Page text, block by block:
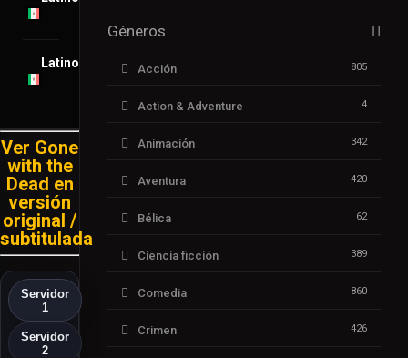
Latino
Ver Gone
with the
Dead en
versión
original /
subtitulada
Servidor
1
Servidor
2
Géneros
Acción 805
Action & Adventure 4
Animación 342
Aventura 420
Bélica 62
Ciencia ficción 389
Comedia 860
Crimen 426